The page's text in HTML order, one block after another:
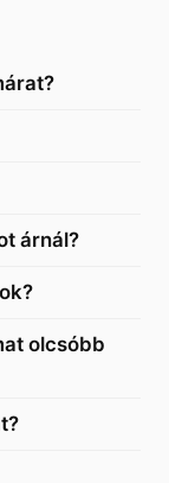
árnál?
olcsóbb